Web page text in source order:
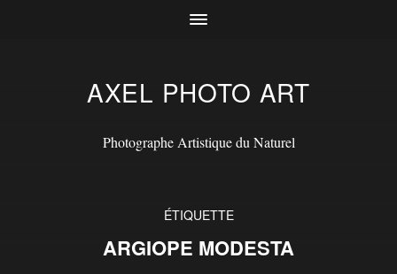
AXEL PHOTO ART
Photographe Artistique du Naturel
ÉTIQUETTE
ARGIOPE MODESTA